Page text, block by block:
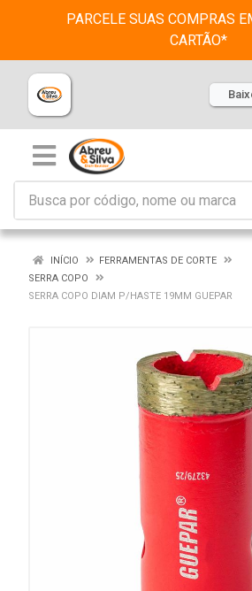
PARCELE SUAS COMPRAS
CARTÃO*
INÍCIO
FERRAMENTAS DE CORTE
SERRA COPO
SERRA COPO DIAM P/HASTE 19MM GUEPAR